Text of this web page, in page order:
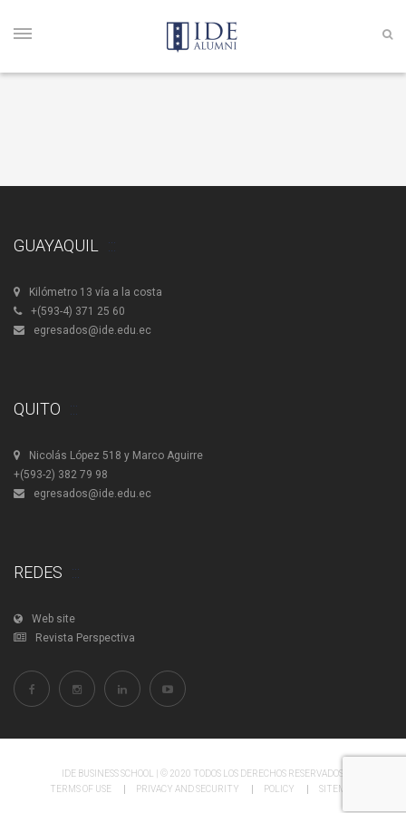
GUAYAQUIL
Kilómetro 13 vía a la costa
+(593-4) 371 25 60
egresados@ide.edu.ec
QUITO
Nicolás López 518 y Marco Aguirre
+(593-2) 382 79 98
egresados@ide.edu.ec
REDES
Web site
Revista Perspectiva
IDE BUSINESS SCHOOL | © 2020 TODOS LOS DERECHOS RESERVADOS.
TERMS OF USE
PRIVACY AND SECURITY POLICY SITEMAP